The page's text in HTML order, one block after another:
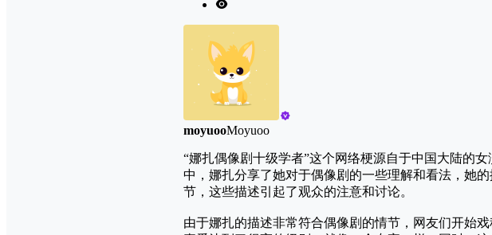
moyuooMoyuoo
“娜扎偶像剧十级学者”这个网络梗源自于中国大陆的
中，娜扎分享了她对于偶像剧的一些理解和看法，她
节，这些描述引起了观众的注意和讨论。
由于娜扎的描述非常符合偶像剧的情节，网友们开始